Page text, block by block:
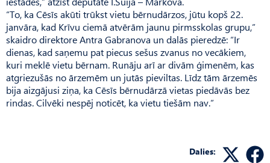
“To, ka Cēsīs akūti trūkst vietu bērnudārzos, jūtu kopš 22.
janvāra, kad Krīvu ciemā atvērām jaunu pirmsskolas grupu,”
skaidro direktore Antra Gabranova un dalās pieredzē: “Ir
dienas, kad saņemu pat piecus sešus zvanus no vecākiem,
kuri meklē vietu bērnam. Runāju arī ar divām ģimenēm, kas
atgriezušās no ārzemēm un jutās pieviltas. Līdz tām ārzemēs
bija aizgājusi ziņa, ka Cēsīs bērnudārzā vietas piedāvās bez
rindas. Cilvēki nespēj noticēt, ka vietu tiešām nav.”
Dalies: